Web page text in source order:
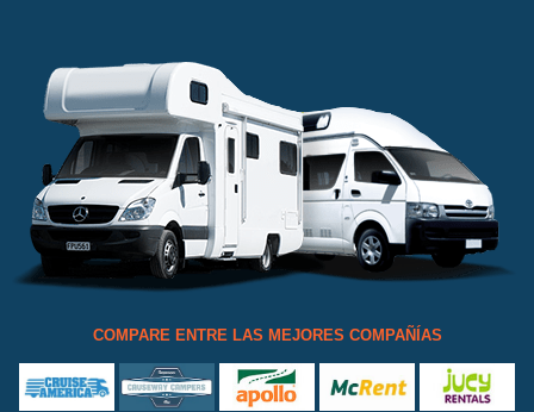
COMPARE ENTRE LAS MEJORES COMPAÑÍAS